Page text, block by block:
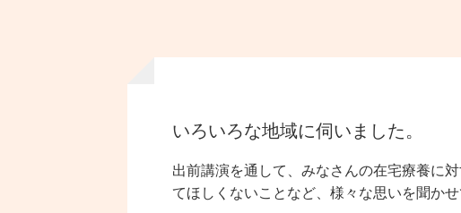
いろいろな地域に伺いました。
出前講演を通して、みなさんの在宅療養に
てほしくないことなど、様々な思いを聞かせ